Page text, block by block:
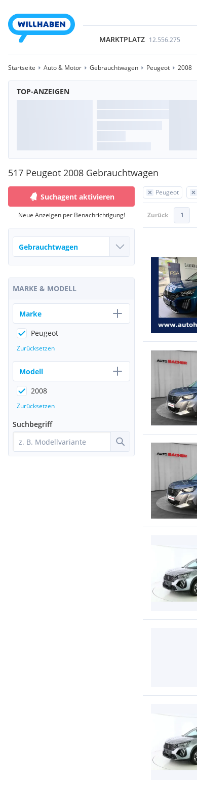
MARKTPLATZ 12.556.275
Startseite Auto & Motor Gebrauchtwagen Peugeot 2008
TOP-ANZEIGEN
517 Peugeot 2008 Gebrauchtwagen
Peugeot
Zurück 1
Suchagent aktivieren
Neue Anzeigen per Benachrichtigung!
MARKE & MODELL
Marke
Peugeot
Zurücksetzen
Modell
2008
Zurücksetzen
Suchbegriff